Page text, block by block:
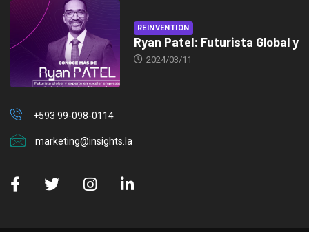
REINVENTION
Ryan Patel: Futurista Global y
2024/03/11
+593 99-098-0114
marketing@insights.la